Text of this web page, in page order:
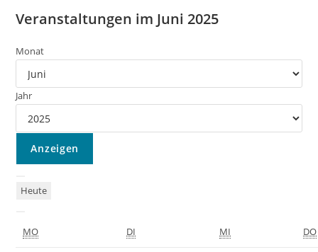
Veranstaltungen im Juni 2025
Monat
Jahr
Heute
MO DI MI DO